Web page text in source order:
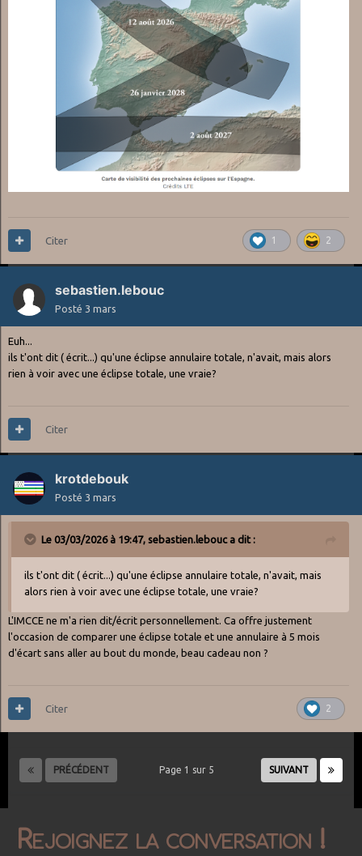
1 2
Citer
sebastien.lebouc
Posté 3 mars
Euh...
ils t'ont dit ( écrit...) qu'une éclipse annulaire totale, n'avait, mais alors
rien à voir avec une éclipse totale, une vraie?
Citer
krotdebouk
Posté 3 mars
Le 03/03/2026 à 19:47, sebastien.lebouca dit :
ils t'ont dit ( écrit...) qu'une éclipse annulaire totale, n'avait, mais
alors rien à voir avec une éclipse totale, une vraie?
L'IMCCE ne m'a rien dit/écrit personnellement. Ca offre justement
l'occasion de comparer une éclipse totale et une annulaire à 5 mois
d'écart sans aller au bout du monde, beau cadeau non ?
2
Citer
PRÉCÉDENT SUIVANT
Page 1 sur 5
Rejoignez la conversation !